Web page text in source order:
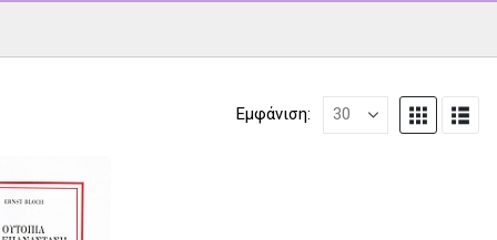
Εμφάνιση: